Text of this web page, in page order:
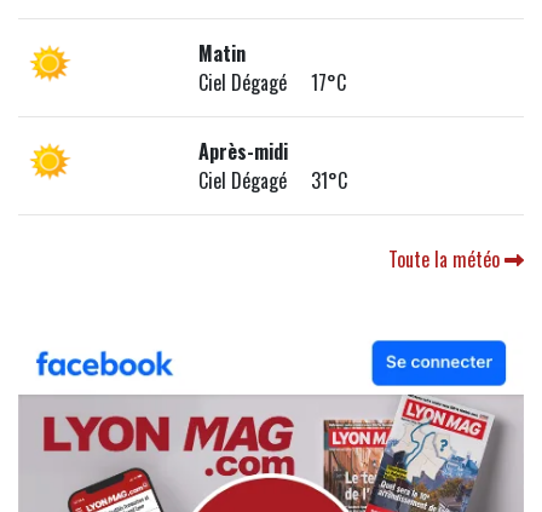
Matin
Ciel Dégagé 17°C
Après-midi
Ciel Dégagé 31°C
Toute la météo